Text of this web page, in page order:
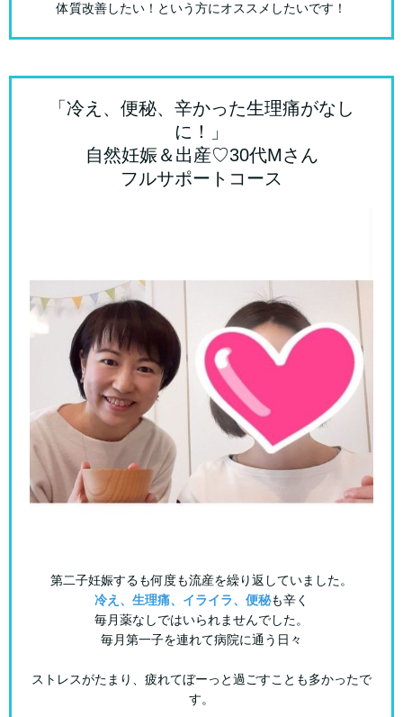
体質改善したい！という方にオススメしたいです！
「冷え、便秘、辛かった生理痛がなし
に！」
自然妊娠＆出産♡30代Mさん
フルサポートコース
第二子妊娠するも何度も流産を繰り返していました。
冷え、生理痛、イライラ、便秘も辛く
毎月薬なしではいられませんでした。
毎月第一子を連れて病院に通う日々
ストレスがたまり、疲れてぼーっと過ごすことも多かったで
す。